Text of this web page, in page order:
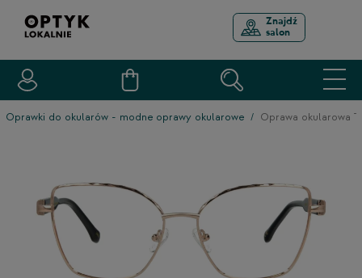
Znajdź
salon
Oprawki do okularów - modne oprawy okularowe Oprawa okularowa